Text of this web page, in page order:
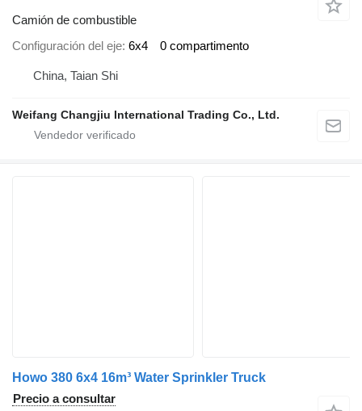
Camión de combustible
Configuración del eje 6x4 0 compartimento
China, Taian Shi
Weifang Changjiu International Trading Co., Ltd.
Howo 380 6x4 16m³ Water Sprinkler Truck
Precio a consultar